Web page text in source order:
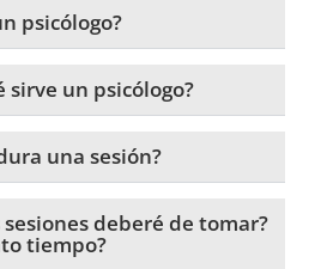
psicólogo?
sirve un psicólogo?
una sesión?
sesiones deberé de tomar?
tiempo?